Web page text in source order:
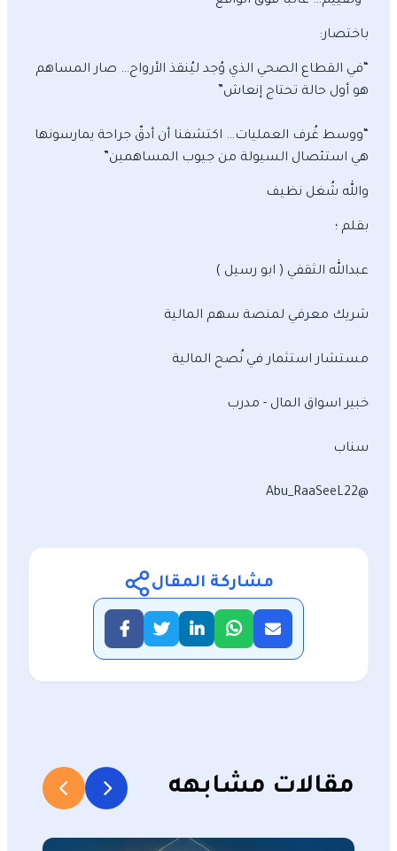
باختصار:
“في القطاع الصحي الذي وُجد ليُنقذ الأرواح… صار المساهم
هو أول حالة تحتاج إنعاش”
“ووسط غُرف العمليات… اكتشفنا أن أدقّ جراحة يمارسونها
هي استئصال السيولة من جيوب المساهمين”
والله شُغل نظيف
بقلم ؛
عبدالله الثقفي ( ابو رسيل )
شريك معرفي لمنصة سهم المالية
مستشار استثمار في نُصح المالية
خبير اسواق المال - مدرب
سناب
@Abu_RaaSeeL22
مشاركة المقال
مقالات مشابهه